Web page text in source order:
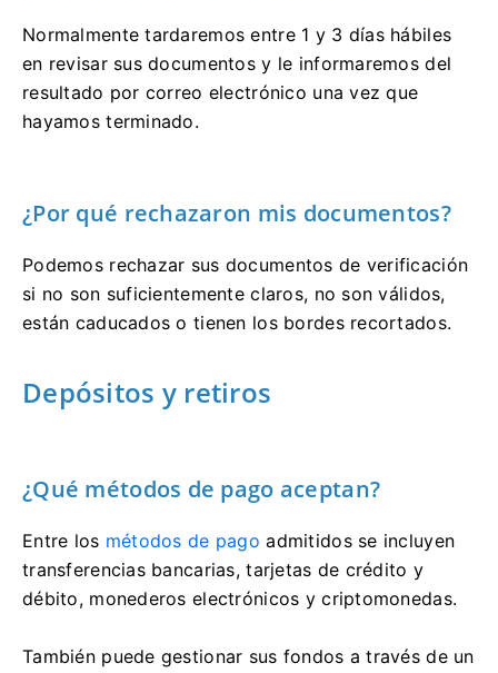
Normalmente tardaremos entre 1 y 3 días hábiles
en revisar sus documentos y le informaremos del
resultado por correo electrónico una vez que
hayamos terminado.
¿Por qué rechazaron mis documentos?
Podemos rechazar sus documentos de verificación
si no son suficientemente claros, no son válidos,
están caducados o tienen los bordes recortados.
Depósitos y retiros
¿Qué métodos de pago aceptan?
Entre los métodos de pago admitidos se incluyen
transferencias bancarias, tarjetas de crédito y
débito, monederos electrónicos y criptomonedas.
También puede gestionar sus fondos a través de un